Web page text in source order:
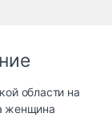
области на
женщина